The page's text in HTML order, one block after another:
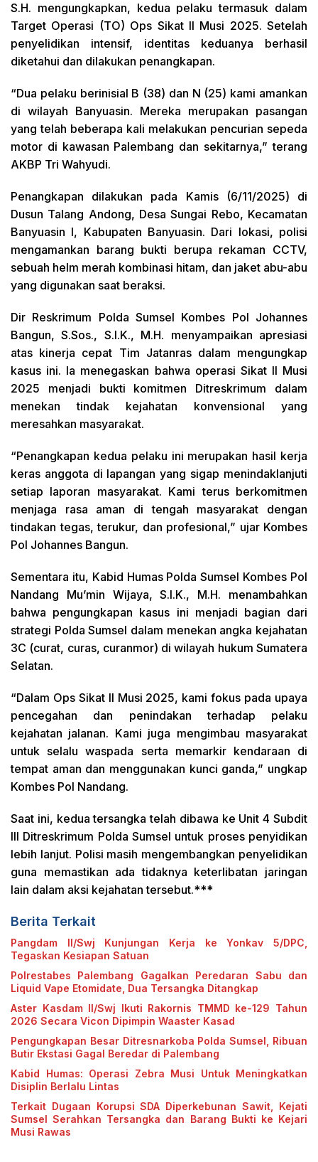
S.H. mengungkapkan, kedua pelaku termasuk dalam
Target Operasi (TO) Ops Sikat II Musi 2025. Setelah
penyelidikan intensif, identitas keduanya berhasil
diketahui dan dilakukan penangkapan.
“Dua pelaku berinisial B (38) dan N (25) kami amankan
di wilayah Banyuasin. Mereka merupakan pasangan
yang telah beberapa kali melakukan pencurian sepeda
motor di kawasan Palembang dan sekitarnya,” terang
AKBP Tri Wahyudi.
Penangkapan dilakukan pada Kamis (6/11/2025) di
Dusun Talang Andong, Desa Sungai Rebo, Kecamatan
Banyuasin I, Kabupaten Banyuasin. Dari lokasi, polisi
mengamankan barang bukti berupa rekaman CCTV,
sebuah helm merah kombinasi hitam, dan jaket abu-abu
yang digunakan saat beraksi.
Dir Reskrimum Polda Sumsel Kombes Pol Johannes
Bangun, S.Sos., S.I.K., M.H. menyampaikan apresiasi
atas kinerja cepat Tim Jatanras dalam mengungkap
kasus ini. Ia menegaskan bahwa operasi Sikat II Musi
2025 menjadi bukti komitmen Ditreskrimum dalam
menekan tindak kejahatan konvensional yang
meresahkan masyarakat.
“Penangkapan kedua pelaku ini merupakan hasil kerja
keras anggota di lapangan yang sigap menindaklanjuti
setiap laporan masyarakat. Kami terus berkomitmen
menjaga rasa aman di tengah masyarakat dengan
tindakan tegas, terukur, dan profesional,” ujar Kombes
Pol Johannes Bangun.
Sementara itu, Kabid Humas Polda Sumsel Kombes Pol
Nandang Mu’min Wijaya, S.I.K., M.H. menambahkan
bahwa pengungkapan kasus ini menjadi bagian dari
strategi Polda Sumsel dalam menekan angka kejahatan
3C (curat, curas, curanmor) di wilayah hukum Sumatera
Selatan.
“Dalam Ops Sikat II Musi 2025, kami fokus pada upaya
pencegahan dan penindakan terhadap pelaku
kejahatan jalanan. Kami juga mengimbau masyarakat
untuk selalu waspada serta memarkir kendaraan di
tempat aman dan menggunakan kunci ganda,” ungkap
Kombes Pol Nandang.
Saat ini, kedua tersangka telah dibawa ke Unit 4 Subdit
III Ditreskrimum Polda Sumsel untuk proses penyidikan
lebih lanjut. Polisi masih mengembangkan penyelidikan
guna memastikan ada tidaknya keterlibatan jaringan
lain dalam aksi kejahatan tersebut.***
Berita Terkait
Pangdam II/Swj Kunjungan Kerja ke Yonkav 5/DPC,
Tegaskan Kesiapan Satuan
Polrestabes Palembang Gagalkan Peredaran Sabu dan
Liquid Vape Etomidate, Dua Tersangka Ditangkap
Aster Kasdam II/Swj Ikuti Rakornis TMMD ke-129 Tahun
2026 Secara Vicon Dipimpin Waaster Kasad
Pengungkapan Besar Ditresnarkoba Polda Sumsel, Ribuan
Butir Ekstasi Gagal Beredar di Palembang
Kabid Humas: Operasi Zebra Musi Untuk Meningkatkan
Disiplin Berlalu Lintas
Terkait Dugaan Korupsi SDA Diperkebunan Sawit, Kejati
Sumsel Serahkan Tersangka dan Barang Bukti ke Kejari
Musi Rawas